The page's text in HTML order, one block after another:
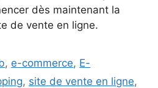
dès maintenant la
de vente en ligne.
, e-commerce, E-
, site de vente en ligne,